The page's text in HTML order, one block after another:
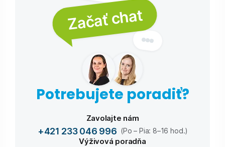
Začať chat
Potrebujete poradiť?
Zavolajte nám
+421 233 046 996 (Po – Pia: 8–16 hod.)
Výživová poradňa